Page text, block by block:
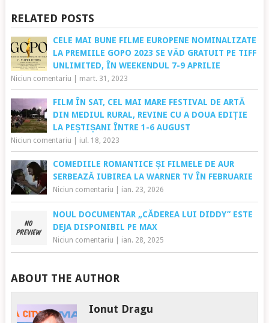
RELATED POSTS
CELE MAI BUNE FILME EUROPENE NOMINALIZATE
LA PREMIILE GOPO 2023 SE VĂD GRATUIT PE TIFF
UNLIMITED, ÎN WEEKENDUL 7-9 APRILIE
Niciun comentariu mart. 31, 2023
FILM ÎN SAT, CEL MAI MARE FESTIVAL DE ARTĂ
DIN MEDIUL RURAL, REVINE CU A DOUA EDIȚIE
LA PEȘTIȘANI ÎNTRE 1-6 AUGUST
Niciun comentariu iul. 18, 2023
COMEDIILE ROMANTICE ȘI FILMELE DE AUR
SERBEAZĂ IUBIREA LA WARNER TV ÎN FEBRUARIE
Niciun comentariu ian. 23, 2026
NOUL DOCUMENTAR „CĂDEREA LUI DIDDY” ESTE
DEJA DISPONIBIL PE MAX
Niciun comentariu ian. 28, 2025
ABOUT THE AUTHOR
Ionut Dragu